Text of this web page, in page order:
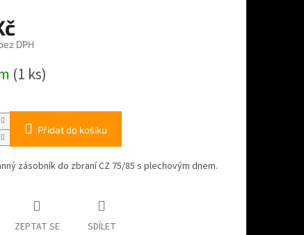
DPH
(1 ks)
Přidat do košíku
zásobník do zbraní CZ 75/85 s plechovým dnem.
ZEPTAT SE SDÍLET